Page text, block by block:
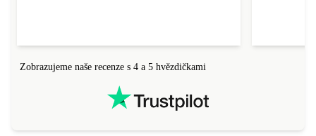
Zobrazujeme naše recenze s 4 a 5 hvězdičkami